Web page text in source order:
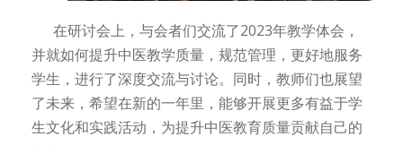
在研讨会上，与会者们交流了2023年教学体会，
并就如何提升中医教学质量，规范管理，更好地服务
学生，进行了深度交流与讨论。同时，教师们也展望
了未来，希望在新的一年里，能够开展更多有益于学
生文化和实践活动，为提升中医教育质量贡献自己的